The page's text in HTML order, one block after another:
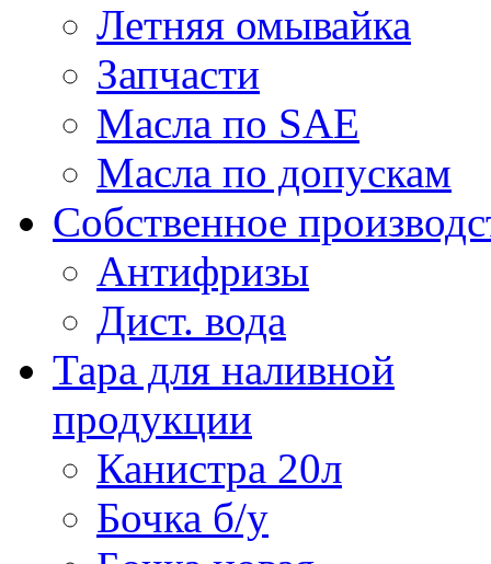
Летняя омывайка
Запчасти
Масла по SAE
Масла по допускам
Собственное
Антифризы
Дист. вода
Тара для наливной
продукции
Канистра 20л
Бочка б/у